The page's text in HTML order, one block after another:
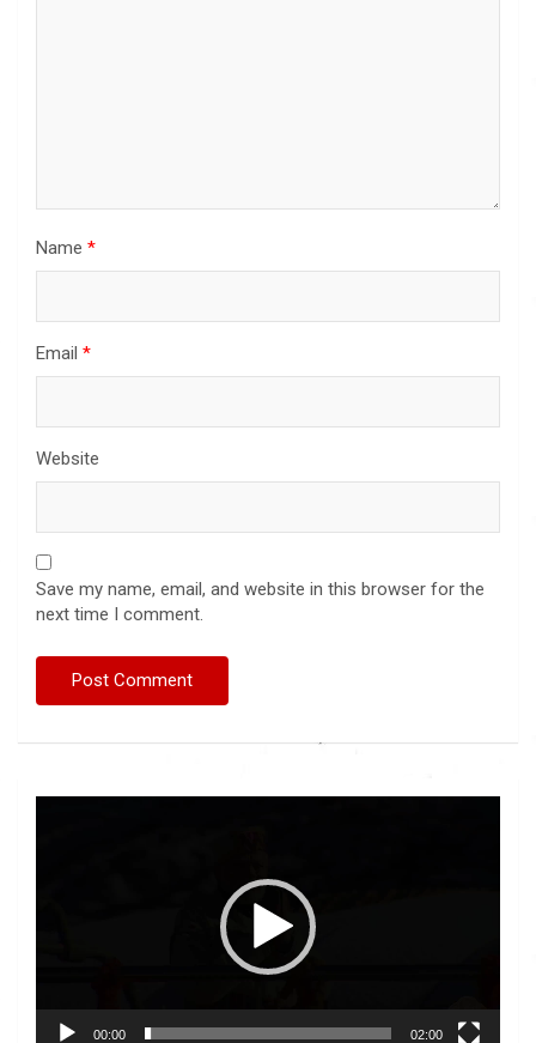
Name *
Email *
Website
Save my name, email, and website in this browser for the
next time I comment.
00:00 02:00